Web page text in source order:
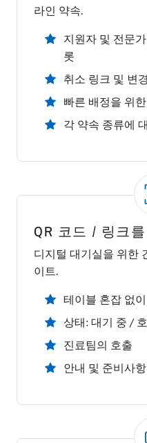
라인 약속.
지원자 및 전문
롯
취소 링크 및 변경
빠른 배정을 위
각 약속 종류에
QR 코드 / 링크
디지털 대기실을 위한
이트.
테이블 혼잡 없
상태: 대기 중 /
진료팀의 호출
안내 및 준비사